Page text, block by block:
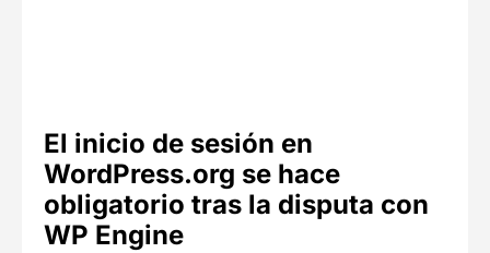
El inicio de sesión en
WordPress.org se hace
obligatorio tras la disputa con
WP Engine